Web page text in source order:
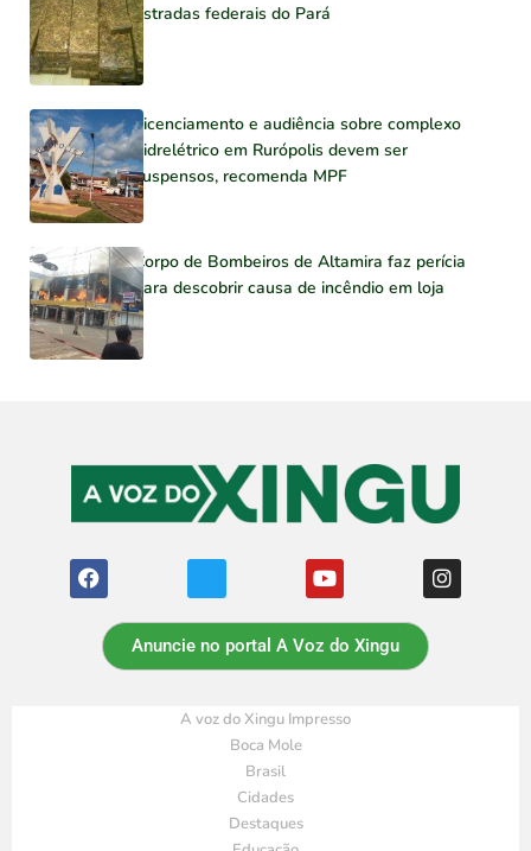
estradas federais do Pará
Licenciamento e audiência sobre complexo
hidrelétrico em Rurópolis devem ser
suspensos, recomenda MPF
Corpo de Bombeiros de Altamira faz perícia
para descobrir causa de incêndio em loja
Anuncie no portal A Voz do Xingu
A voz do Xingu Impresso
Boca Mole
Brasil
Cidades
Destaques